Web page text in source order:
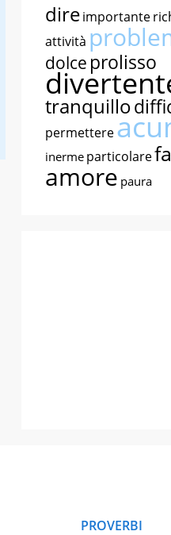
direimportante
attività
dolce prolisso
tranquillo
permettere
inerme particolare
amore paura
PROVERBI